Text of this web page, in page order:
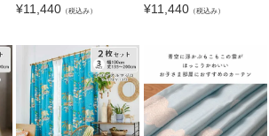
¥11,440 （税込み） ¥11,440（税込み）